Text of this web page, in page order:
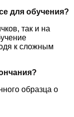
для обучения?
так и на
к сложным
образца о